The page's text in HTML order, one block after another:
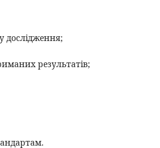
дослідження;
результатів;